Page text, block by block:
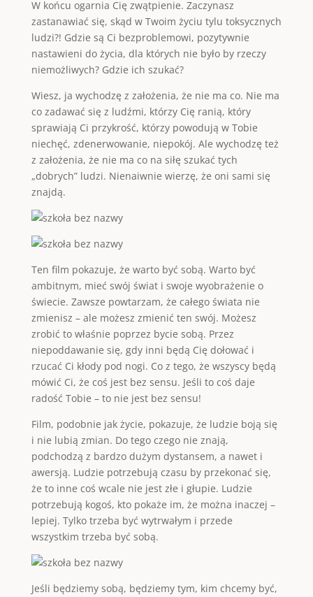
W końcu ogarnia Cię zwątpienie. Zaczynasz
zastanawiać się, skąd w Twoim życiu tylu toksycznych
ludzi?! Gdzie są Ci bezproblemowi, pozytywnie
nastawieni do życia, dla których nie było by rzeczy
niemożliwych? Gdzie ich szukać?
Wiesz, ja wychodzę z założenia, że nie ma co. Nie ma
co zadawać się z ludźmi, którzy Cię ranią, który
sprawiają Ci przykrość, którzy powodują w Tobie
niechęć, zdenerwowanie, niepokój. Ale wychodzę też
z założenia, że nie ma co na siłę szukać tych
„dobrych” ludzi. Nienaiwnie wierzę, że oni sami się
znajdą.
Ten film pokazuje, że warto być sobą. Warto być
ambitnym, mieć swój świat i swoje wyobrażenie o
świecie. Zawsze powtarzam, że całego świata nie
zmienisz – ale możesz zmienić ten swój. Możesz
zrobić to właśnie poprzez bycie sobą. Przez
niepoddawanie się, gdy inni będą Cię dołować i
rzucać Ci kłody pod nogi. Co z tego, że wszyscy będą
mówić Ci, że coś jest bez sensu. Jeśli to coś daje
radość Tobie – to nie jest bez sensu!
Film, podobnie jak życie, pokazuje, że ludzie boją się
i nie lubią zmian. Do tego czego nie znają,
podchodzą z bardzo dużym dystansem, a nawet i
awersją. Ludzie potrzebują czasu by przekonać się,
że to inne coś wcale nie jest złe i głupie. Ludzie
potrzebują kogoś, kto pokaże im, że można inaczej –
lepiej. Tylko trzeba być wytrwałym i przede
wszystkim trzeba być sobą.
Jeśli będziemy sobą, będziemy tym, kim chcemy być,